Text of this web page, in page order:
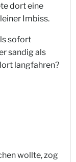
dort eine
Imbiss.
sofort
sandig als
langfahren?
wollte, zog